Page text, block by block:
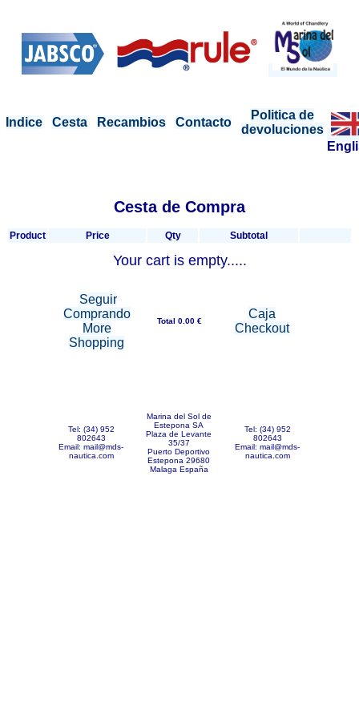
Indice Cesta Recambios Contacto
Politica de
devoluciones
Cesta de Compra
Product Price Qty Subtotal
Your cart is empty.....
Seguir
Comprando
More
Shopping
Total 0.00 €
Caja
Checkout
Tel: (34) 952
802643
Email: mail@mds-
nautica.com
Marina del Sol de
Estepona SA
Plaza de Levante
35/37
Puerto Deportivo
Estepona 29680
Malaga España
Tel: (34) 952
802643
Email: mail@mds-
nautica.com